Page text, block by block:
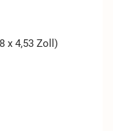
x 4,53 Zoll)